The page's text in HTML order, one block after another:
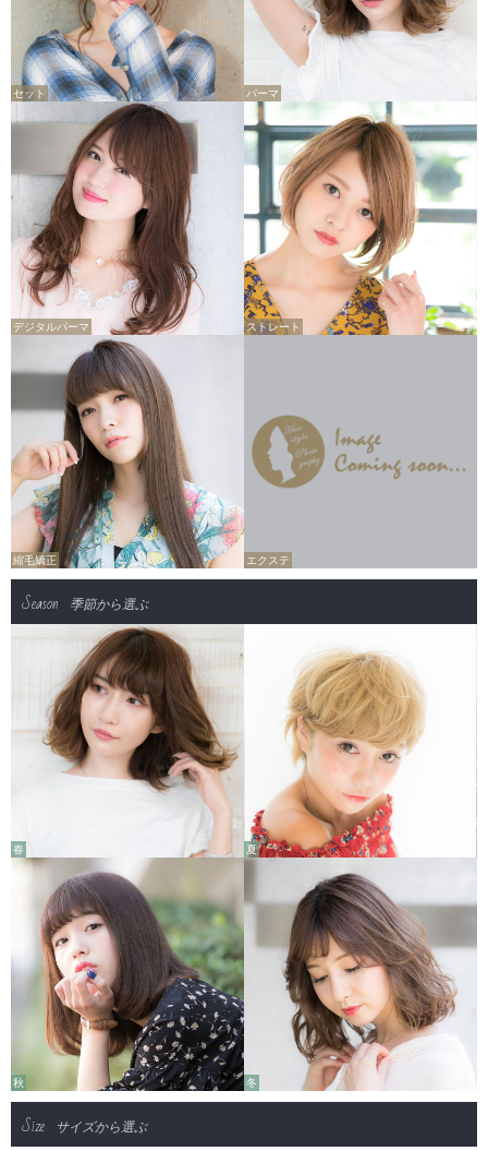
セット パーマ
デジタルパーマ ストレート
縮毛矯正 エクステ
Season 季節から選ぶ
春 夏
秋 冬
Size サイズから選ぶ